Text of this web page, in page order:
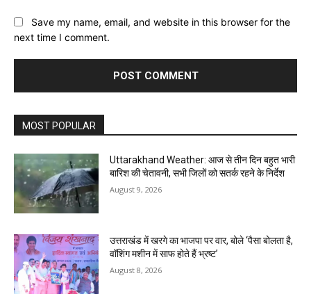
Save my name, email, and website in this browser for the
next time I comment.
MOST POPULAR
Uttarakhand Weather: आज से तीन दिन बहुत भारी
बारिश की चेतावनी, सभी जिलों को सतर्क रहने के निर्देश
August 9, 2026
उत्तराखंड में खरगे का भाजपा पर वार, बोले ‘पैसा बोलता है,
वॉशिंग मशीन में साफ होते हैं भ्रष्ट’
August 8, 2026